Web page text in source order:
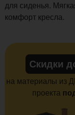
для сиденья.
комфорт кресла.
Скидки
на материалы из
проекта